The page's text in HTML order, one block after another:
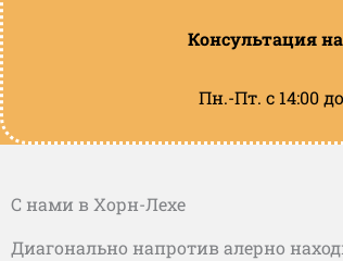
Консультация
Пн.-Пт. с 14:00
С нами в Хорн-Лехе
Диагонально напротив алерно